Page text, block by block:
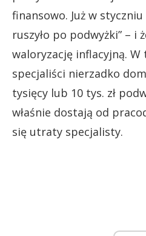
finansowo. Już w styczniu
ruszyło po podwyżki” – i
waloryzację inflacyjną. W
specjaliści nierzadko
tysięcy lub 10 tys. zł
właśnie dostają od
się utraty specjalisty.